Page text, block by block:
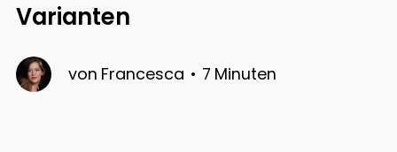
Varianten
von Francesca 7 Minuten